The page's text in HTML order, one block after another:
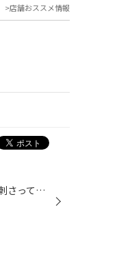
店舗おススメ情報
こんにちは＾＾ みなさんはパンク経験ございますか？ 私はネジみたいなのが刺さっていた事があります…… 走行中に何か違和感感じ、近くの駐車場に停車してタイヤを確認すると…… 思い出しただけでゾッとします(TT) 幸いそのまま近くのお店へと向かいパンク修理を行なってもらい事なきを得ました。 パ...